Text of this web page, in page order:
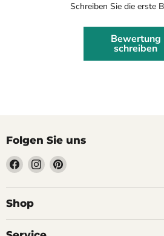
Schreiben Sie die erste
Bewertung
schreiben
Folgen Sie uns
Finden
Sie
uns
auf
Finden
Sie
uns
Finden
uns
Shop